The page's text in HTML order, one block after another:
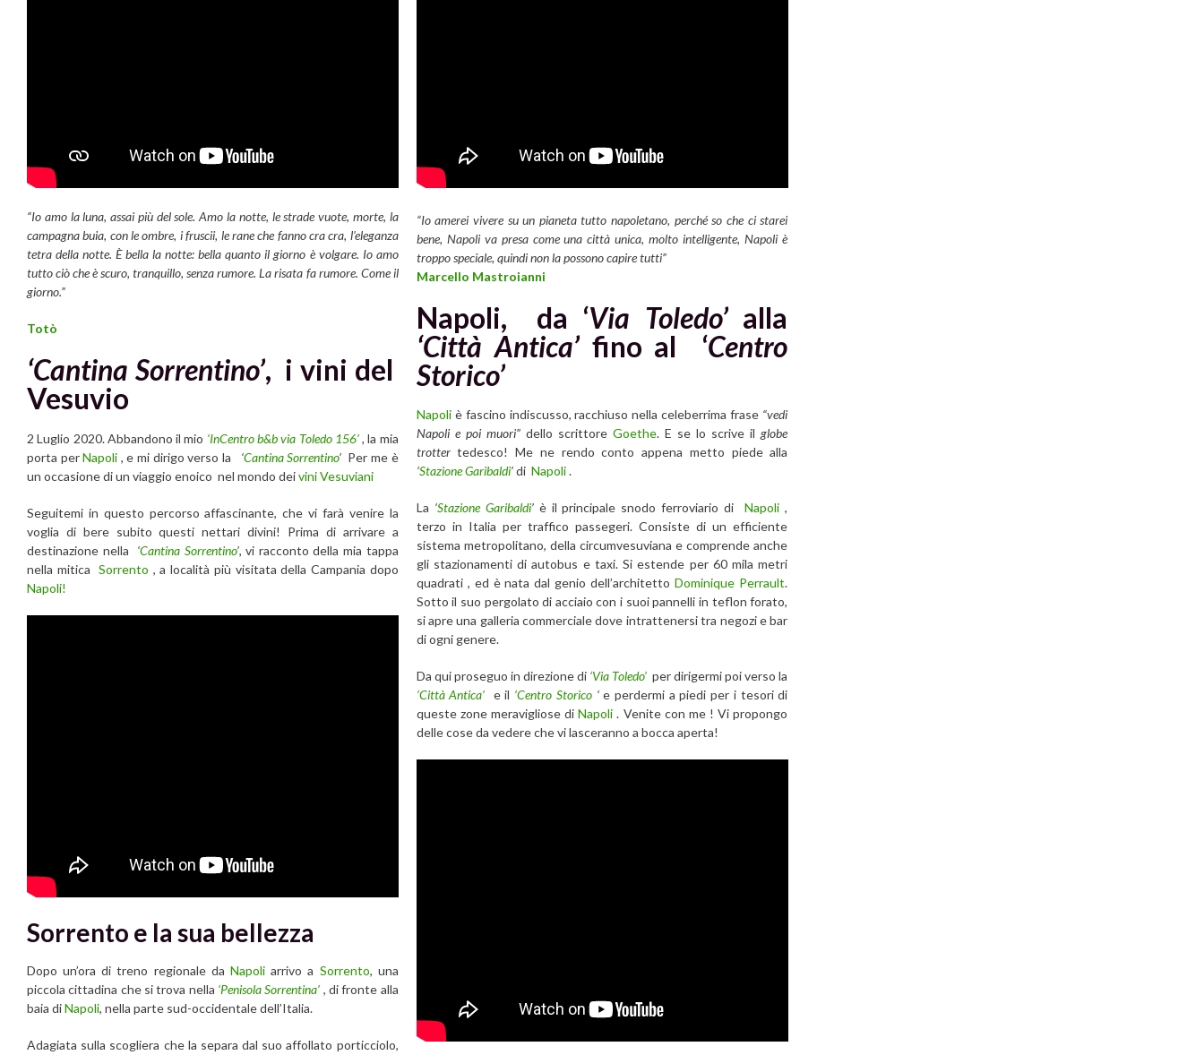
“Io amo la luna, assai più del sole.Amo la notte, le strade vuote, morte, la
campagna buia, con le ombre, i fruscii, le rane che fanno cra cra, l’eleganza
tetra della notte. È bella la notte: bella quanto il giorno è volgare. Io amo
tutto ciò che è scuro, tranquillo, senza rumore. La risata fa rumore. Come il
giorno.”
Totò
‘Cantina Sorrentino’, i vini del
Vesuvio
2 Luglio 2020. Abbandono il mio ‘InCentro b&b via Toledo 156’, la mia
porta perNapoli , e mi dirigo verso la ‘Cantina Sorrentino’ Per me è
un occasione di un viaggio enoico nel mondo deivini Vesuviani
Seguitemi in questo percorso affascinante, che vi farà venire la
voglia di bere subito questi nettari divini! Prima di arrivare a
destinazione nella ‘Cantina Sorrentino’, vi racconto della mia tappa
nella miticaSorrento , a località più visitata della Campania dopo
Napoli!
Sorrento e la sua bellezza
Dopo un’ora di treno regionale da Napoli arrivo a Sorrento, una
piccola cittadina che si trova nella ‘Penisola Sorrentina’ , di fronte alla
baia diNapoli, nella parte sud-occidentale dell’Italia.
Adagiata sulla scogliera che la separa dal suo affollato porticciolo,
“Io amerei vivere su un pianeta tutto napoletano, perché so che ci starei
bene, Napoli va presa come una città unica, molto intelligente, Napoli è
troppo speciale, quindi non la possono capire tutti”
Marcello Mastroianni
Napoli, da ‘Via Toledo’alla
‘Città Antica’fino al ‘Centro
Storico’
Napoliè fascino indiscusso, racchiuso nella celeberrima frase “vedi
Napoli e poi muori”dello scrittore Goethe. E se lo scrive ilglobe
trottertedesco! Me ne rendo conto appena metto piede alla
‘Stazione Garibaldi’di Napoli.
La ‘Stazione Garibaldi’ è il principale snodo ferroviario diNapoli ,
terzo in Italia per traffico passegeri. Consiste di un efficiente
sistema metropolitano, della circumvesuviana e comprende anche
gli stazionamenti di autobus e taxi. Si estende per 60 mila metri
quadrati , ed è nata dal genio dell’architettoDominique Perrault.
Sotto il suo pergolato di acciaio con i suoi pannelli in teflon forato,
si apre una galleria commerciale dove intrattenersi tra negozi e bar
di ogni genere.
Da qui proseguo in direzione di ‘Via Toledo’ per dirigermi poi verso la
‘Città Antica’ e il ‘Centro Storico ‘e perdermi a piedi per i tesori di
queste zone meravigliose diNapoli . Venite con me ! Vi propongo
delle cose da vedere che vi lasceranno a bocca aperta!